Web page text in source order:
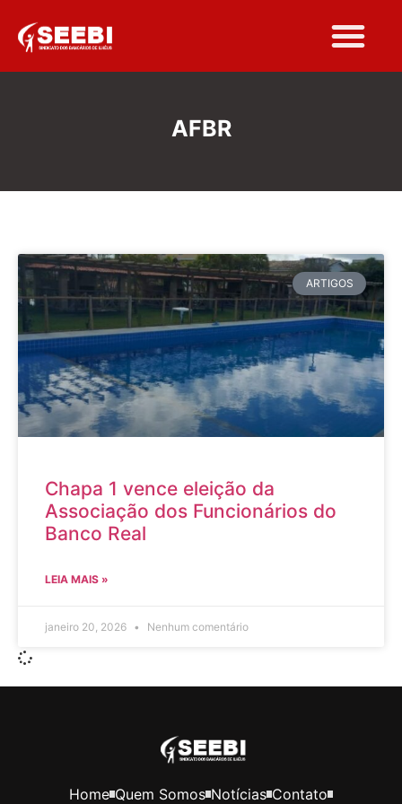
AFBR
ARTIGOS
Chapa 1 vence eleição da
Associação dos Funcionários do
Banco Real
LEIA MAIS »
janeiro 20, 2026 Nenhum comentário
Home Quem Somos Notícias Contato